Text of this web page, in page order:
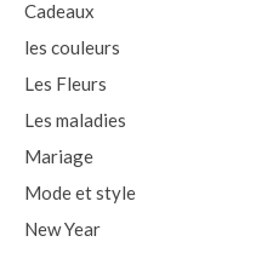
Cadeaux
les couleurs
Les Fleurs
Les maladies
Mariage
Mode et style
New Year